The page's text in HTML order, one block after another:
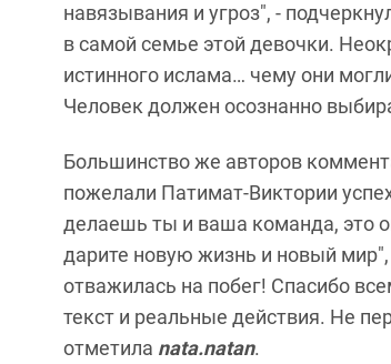
навязывания и угроз", -
в самой семье этой девочки.
истинного ислама… чему они
Человек должен осознанно
Большинство же авторов
пожелали Патимат-Виктории
делаешь ты и ваша команда, это
дарите новую жизнь и новый
отважилась на побег! Спасибо
текст и реальные действия. Не
отметила nata.natan.